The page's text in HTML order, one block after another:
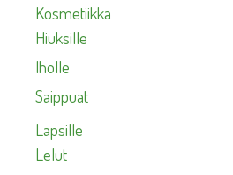
Kosmetiikka
Hiuksille
Iholle
Saippuat
Lapsille
Lelut